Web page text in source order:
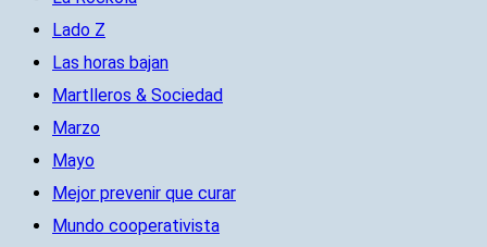
Lado Z
Las horas bajan
Martlleros & Sociedad
Marzo
Mayo
Mejor prevenir que curar
Mundo cooperativista